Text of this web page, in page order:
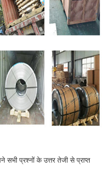
सभी प्रश्नों के उत्तर तेजी से प्राप्त